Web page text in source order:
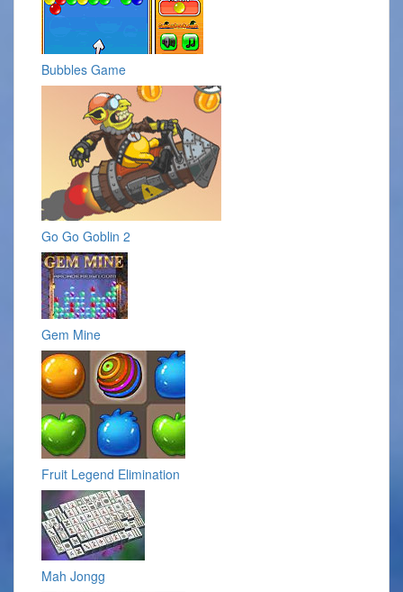
Bubbles Game
Go Go Goblin 2
Gem Mine
Fruit Legend Elimination
Mah Jongg